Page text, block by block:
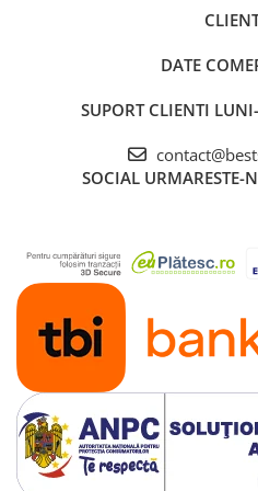
Fără spălare, nicio
covorașul cu apă sau
rapid, iar suprafața
DATE
SUPORT CLIENTI
SOCIAL URMARESTE-